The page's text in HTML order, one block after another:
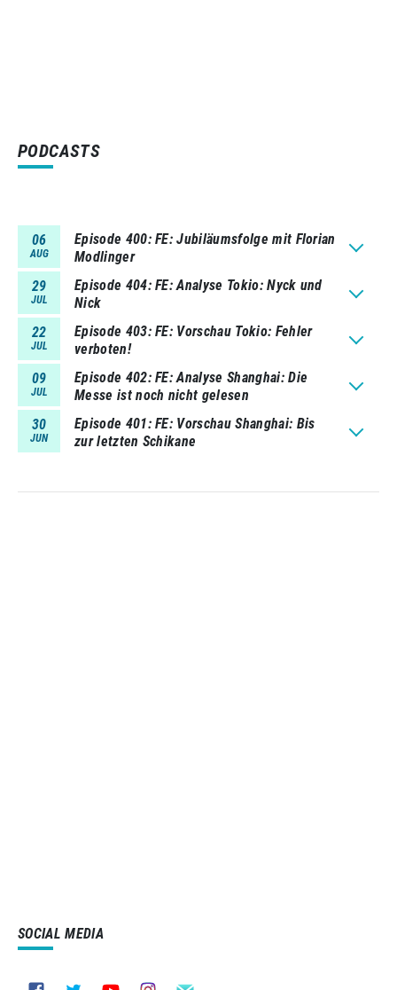
PODCASTS
06
AUG
Episode 400 FE: Jubiläumsfolge mit Florian
Modlinger
29
JUL
Episode 404 FE: Analyse Tokio: Nyck und
Nick
22
JUL
Episode 403 FE: Vorschau Tokio: Fehler
verboten!
09
JUL
Episode 402 FE: Analyse Shanghai: Die
Messe ist noch nicht gelesen
30
JUN
Episode 401 FE: Vorschau Shanghai: Bis
zur letzten Schikane
SOCIAL MEDIA